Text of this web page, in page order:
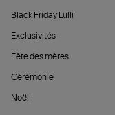
Black Friday Lulli
Exclusivités
Fête des mères
Cérémonie
Noël